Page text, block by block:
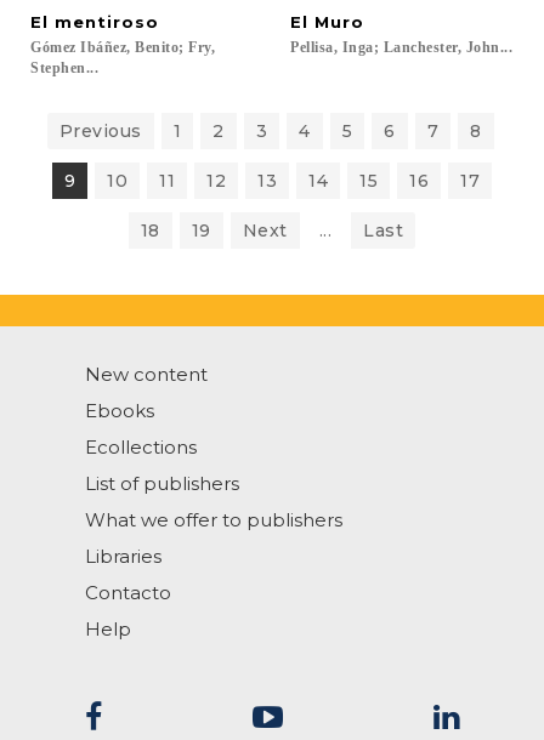
El mentiroso
Gómez Ibáñez, Benito; Fry,
Stephen...
El Muro
Pellisa, Inga; Lanchester, John...
Previous 1 2 3 4 5 6 7 8
9 10 11 12 13 14 15 16 17
18 19 Next ... Last
New content
Ebooks
Ecollections
List of publishers
What we offer to publishers
Libraries
Contacto
Help